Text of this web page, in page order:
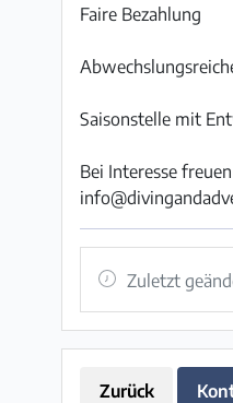
Faire Bezahlung
Saisonstelle mit
Bei Interesse
Zuletzt
Zurück